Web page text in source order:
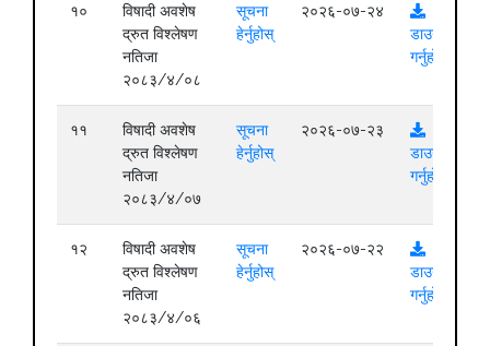
१०
विषादी अवशेष
द्रुत विश्लेषण
नतिजा
२०८३/४/०८
सूचना
हेर्नुहोस्
२०२६-०७-२४
डाउनलोड
गर्नुहोस्
११
विषादी अवशेष
द्रुत विश्लेषण
नतिजा
२०८३/४/०७
सूचना
हेर्नुहोस्
२०२६-०७-२३
डाउनलोड
गर्नुहोस्
१२
विषादी अवशेष
द्रुत विश्लेषण
नतिजा
२०८३/४/०६
सूचना
हेर्नुहोस्
२०२६-०७-२२
डाउनलोड
गर्नुहोस्